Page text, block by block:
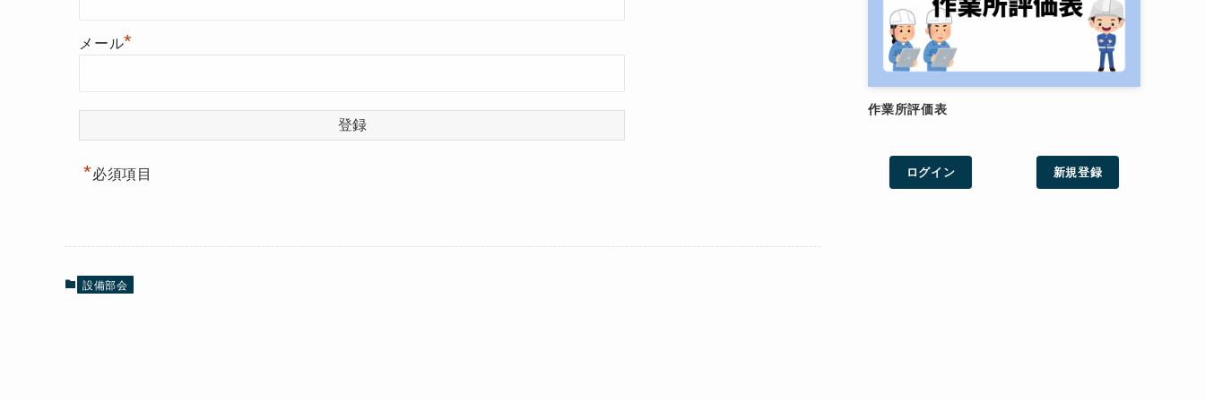
メール*
*必須項目
設備部会
作業所評価表
ログイン 新規登録